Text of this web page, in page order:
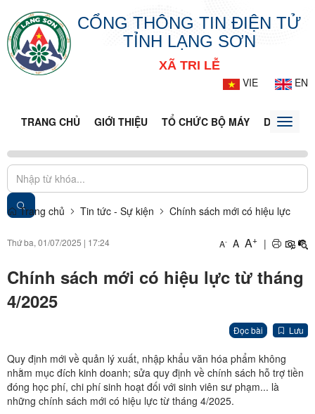
CỔNG THÔNG TIN ĐIỆN TỬ
TỈNH LẠNG SƠN
XÃ TRI LỄ
VIE
EN
TRANG CHỦ GIỚI THIỆU TỔ CHỨC BỘ MÁY DOANH
Toggle
Trang chủ Tin tức - Sự kiện Chính sách mới có hiệu lực
Thứ ba, 01/07/2025 | 17:24 A- A A+ |
Chính sách mới có hiệu lực từ tháng
4/2025
Đọc bài Lưu
Quy định mới về quản lý xuất, nhập khẩu văn hóa phẩm không
nhằm mục đích kinh doanh; sửa quy định về chính sách hỗ trợ tiền
đóng học phí, chi phí sinh hoạt đối với sinh viên sư phạm... là
những chính sách mới có hiệu lực từ tháng 4/2025.